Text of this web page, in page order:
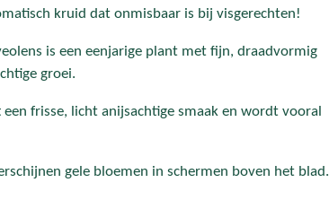
kruid dat onmisbaar is bij visgerechten!
is een eenjarige plant met fijn, draadvormig
groei.
een frisse, licht anijsachtige smaak en wordt vooral
gele bloemen in schermen boven het blad.